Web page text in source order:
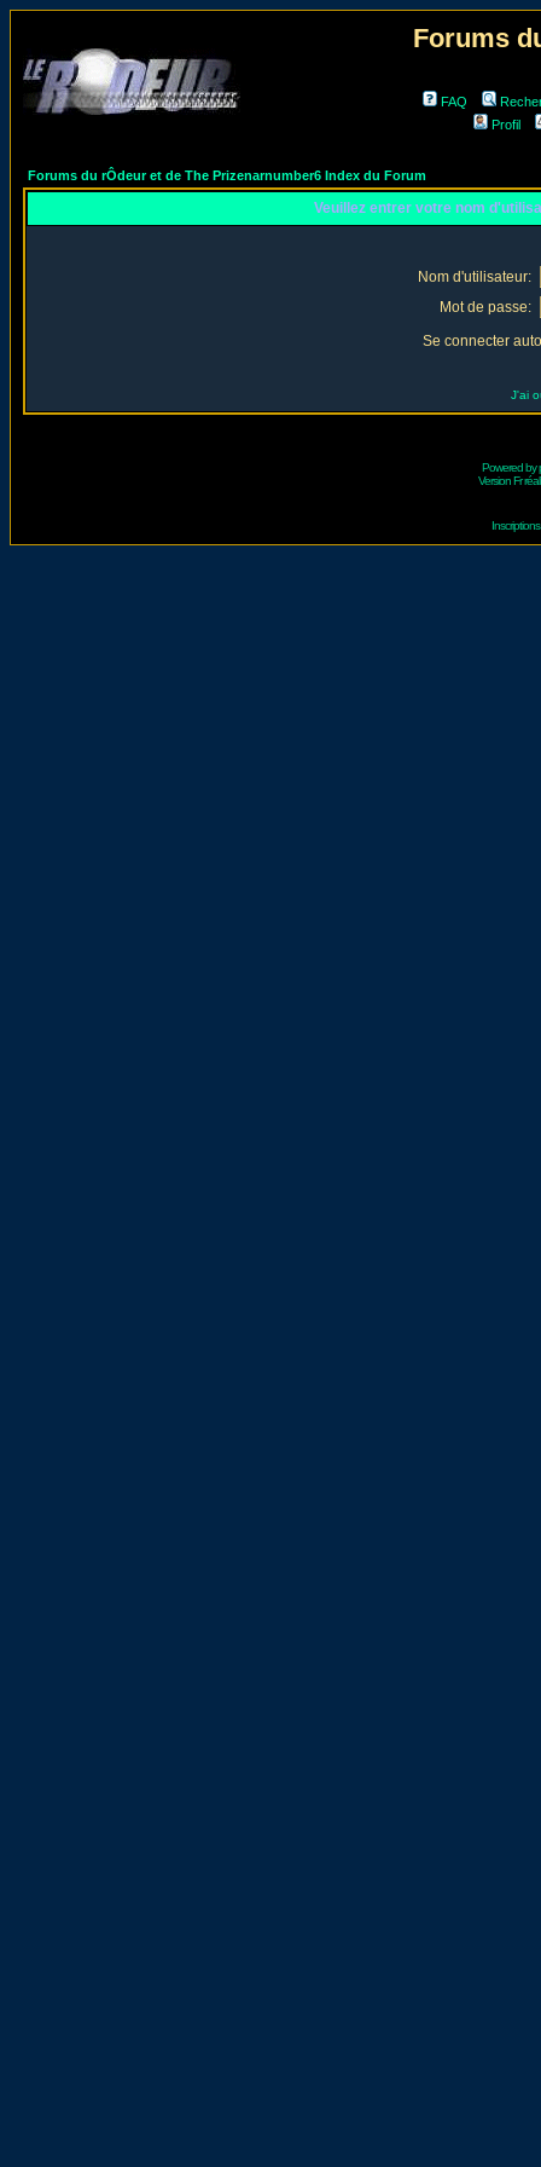
Forums
FAQ
Profil
Forums du rÔdeur et de The Prizenarnumber6 Index du Forum
Veuillez entrer votre nom
Nom d'utilisateur:
Mot de passe:
Se connecter
J'ai
Powered by
Version Fr